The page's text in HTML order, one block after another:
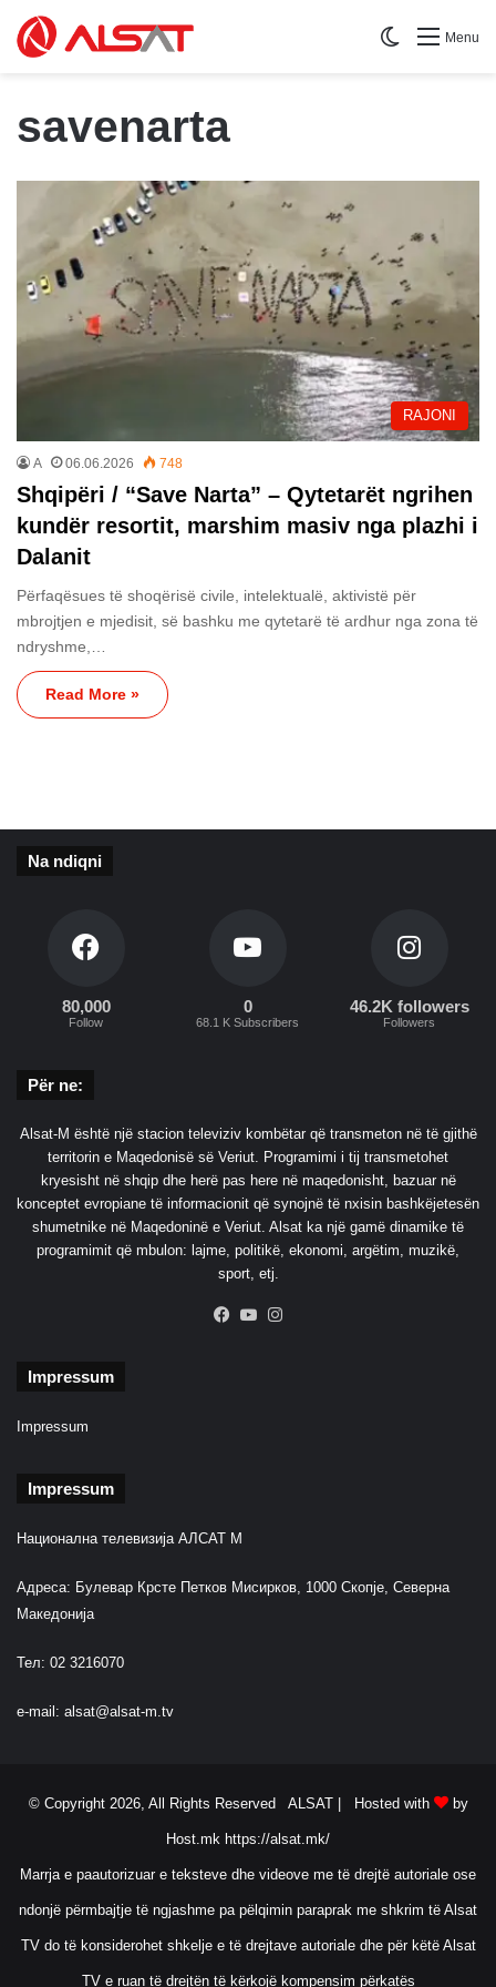
Menu
Switch skin
savenarta
RAJONI
A 06.06.2026 748
Shqipëri / “Save Narta” – Qytetarët ngrihen
kundër resortit, marshim masiv nga plazhi i
Dalanit
Përfaqësues të shoqërisë civile, intelektualë, aktivistë për
mbrojtjen e mjedisit, së bashku me qytetarë të ardhur nga zona të
ndryshme,…
Read More »
Na ndiqni
80,000
Follow
0
68.1 K Subscribers
46.2K followers
Followers
Për ne:
Alsat-M është një stacion televiziv kombëtar që transmeton në të gjithë
territorin e Maqedonisë së Veriut. Programimi i tij transmetohet
kryesisht në shqip dhe herë pas here në maqedonisht, bazuar në
konceptet evropiane të informacionit që synojnë të nxisin bashkëjetesën
shumetnike në Maqedoninë e Veriut. Alsat ka një gamë dinamike të
programimit që mbulon: lajme, politikë, ekonomi, argëtim, muzikë,
sport, etj.
Facebook
YouTube
Impressum
Impressum
Impressum
Национална телевизија АЛСАТ М
Адреса: Булевар Крсте Петков Мисирков, 1000 Скопје, Северна
Македонија
Тел: 02 3216070
e-mail: alsat@alsat-m.tv
© Copyright 2026, All Rights Reserved ALSAT | Hosted with by
Host.mk https://alsat.mk/
Marrja e paautorizuar e teksteve dhe videove me të drejtë autoriale ose
ndonjë përmbajtje të ngjashme pa pëlqimin paraprak me shkrim të Alsat
TV do të konsiderohet shkelje e të drejtave autoriale dhe për këtë Alsat
TV e ruan të drejtën të kërkojë kompensim përkatës